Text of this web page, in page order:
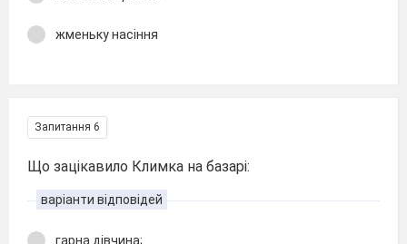
жменьку насіння
Запитання 6
Що зацікавило Климка на базарі:
варіанти відповідей
гарна дівчина;